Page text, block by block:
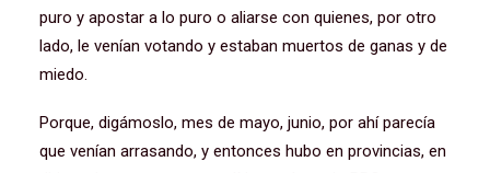
puro y apostar a lo puro o aliarse con quienes, por otro
lado, le venían votando y estaban muertos de ganas y de
miedo.
Porque, digámoslo, mes de mayo, junio, por ahí parecía
que venían arrasando, y entonces hubo en provincias, en